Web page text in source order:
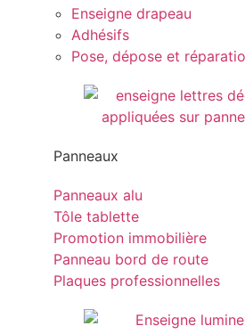
Enseigne drapeau
Adhésifs
Pose, dépose et
Panneaux
Panneaux alu
Tôle tablette
Promotion immobilière
Panneau bord de route
Plaques professionnelles